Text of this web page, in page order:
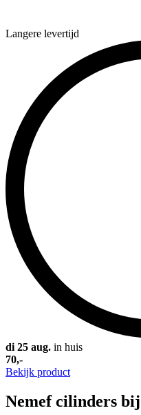
Langere levertijd
di 25 aug. in huis
70,-
Bekijk product
Nemef cilinders